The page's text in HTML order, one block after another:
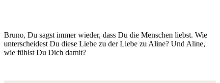
Bruno, Du sagst immer wieder, dass Du die Menschen liebst. Wie
unterscheidest Du diese Liebe zu der Liebe zu Aline? Und Aline,
wie fühlst Du Dich damit?